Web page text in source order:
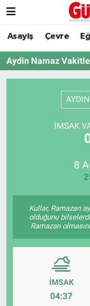
Asayiş Çevre
Aydin Namaz
AYDIN
İMSAK
8
Kullar, Ramazan
olduğunu
Ramazan
İMSAK
04:37
Asayiş
Çevre
Kültür Sanat
Politika
Sağlık
Yaşam
İstanbul Hava
İstanbul Trafik
Son Dakika